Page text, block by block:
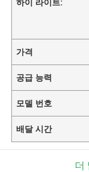
하이 라이트:
가격
공급 능력
모델 번호
배달 시간
더